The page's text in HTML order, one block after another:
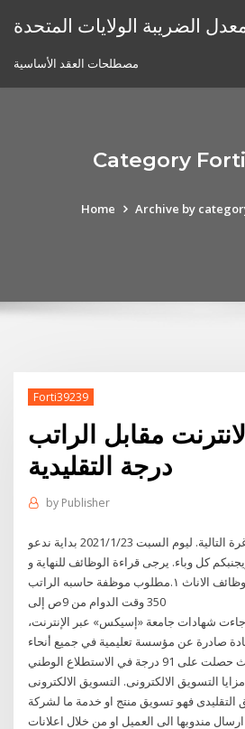
الضريبة الولايات المتحدة
مصطلحات العقد الأساسية
Category
Home Archive by
Forti39239
مقابل الراتب
درجة التقليدية
by Publisher
يرجى متابعة الوظائف الشاغرة التالية. ليوم السبت 2021/1/23 بداية ندعو
كل وباء. يرجى قراءة الوظائف للنهاية و
مشاركتها لنشر الفائدة. وظائف الاناث ١.مطلوب موظفة حاسبه الراتب
350 وقت الدوام من 9ص إلى
شهادات جامعة «إسيكس» عبر الإنترنت،
18 شهادة صادرة عن مؤسسة تعليمية في جميع أنحاء
المملكة المتحدة، حيث حصلت على 91 درجة في الاستطلاع الوطني
التسويق الالكترونى. التسويق الالكترونى
التقليدى فهو تسويق منتج او خدمة ما لشركة
مندوبها الى العميل او من خلال اعلانات